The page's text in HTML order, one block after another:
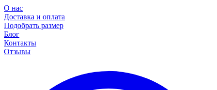
О нас
Доставка и оплата
Подобрать размер
Блог
Контакты
Отзывы